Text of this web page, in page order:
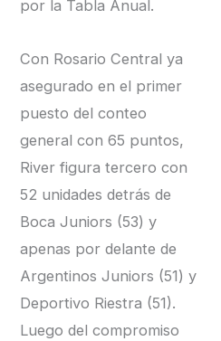
por la Tabla Anual.
Con Rosario Central ya
asegurado en el primer
puesto del conteo
general con 65 puntos,
River figura tercero con
52 unidades detrás de
Boca Juniors (53) y
apenas por delante de
Argentinos Juniors (51) y
Deportivo Riestra (51).
Luego del compromiso